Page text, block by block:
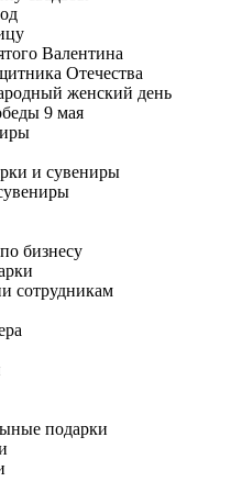
Валентина
Отечества
женский день
9 мая
и сувениры
бизнесу
сотрудникам
подарки